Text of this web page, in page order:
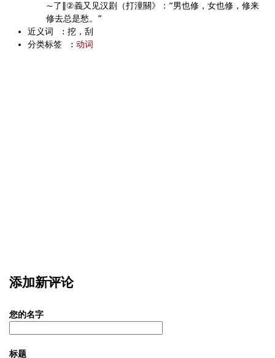
~了‖②義又见汉剧（打潼關》：“男也修，女也修，修来
修去总是愁。”
近义词
: 挖，刮
分类标签
: 动词
添加新评论
您的名字
标题